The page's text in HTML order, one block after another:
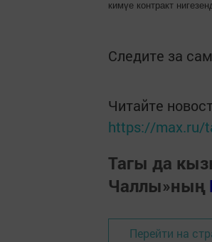
кимүе контракт
Следите за
Читайте
https://max.ru/
Тагы да
Чаллы»ның
Перейти на